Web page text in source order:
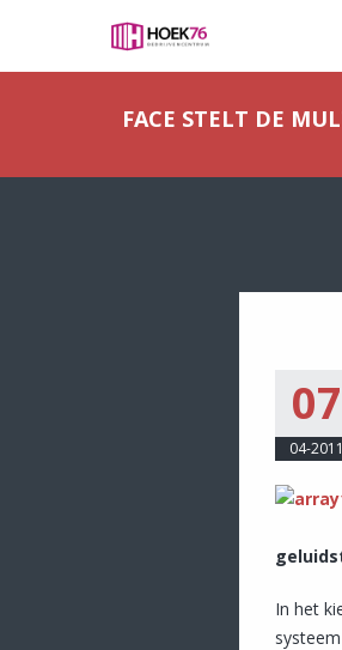
FACE STELT DE
07
04-2011
In het